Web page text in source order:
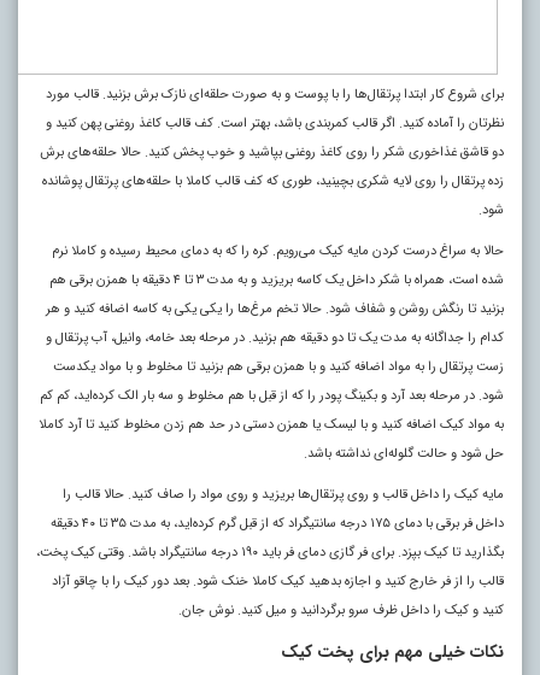
برای شروع کار ابتدا پرتقال‌ها را با پوست و به صورت حلقه‌ای نازک برش بزنید. قالب مورد
نظرتان را آماده کنید. اگر قالب کمربندی باشد، بهتر است. کف قالب کاغذ روغنی پهن کنید و
دو قاشق غذاخوری شکر را روی کاغذ روغنی بپاشید و خوب پخش کنید. حالا حلقه‌های برش
زده پرتقال را روی لایه شکری بچینید، طوری که کف قالب کاملا با حلقه‌های پرتقال پوشانده
شود.
حالا به سراغ درست کردن مایه کیک می‌رویم. کره را که به دمای محیط رسیده و کاملا نرم
شده است، همراه با شکر داخل یک کاسه بریزید و به مدت ۳ تا ۴ دقیقه با همزن برقی هم
بزنید تا رنگش روشن و شفاف شود. حالا تخم مرغ‌ها را یکی یکی به کاسه اضافه کنید و هر
کدام را جداگانه به مدت یک تا دو دقیقه هم بزنید. در مرحله بعد خامه، وانیل، آب پرتقال و
زست پرتقال را به مواد اضافه کنید و با همزن برقی هم بزنید تا مخلوط و با مواد یکدست
شود. در مرحله بعد آرد و بکینگ پودر را که از قبل با هم مخلوط و سه بار الک کرده‌اید، کم کم
به مواد کیک اضافه کنید و با لیسک یا همزن دستی در حد هم زدن مخلوط کنید تا آرد کاملا
حل شود و حالت گلوله‌ای نداشته باشد.
مایه کیک را داخل قالب و روی پرتقال‌ها بریزید و روی مواد را صاف کنید. حالا قالب را
داخل فر برقی با دمای ۱۷۵ درجه سانتیگراد که از قبل گرم کرده‌اید، به مدت ۳۵ تا ۴۰ دقیقه
بگذارید تا کیک بپزد. برای فر گازی دمای فر باید ۱۹۰ درجه سانتیگراد باشد. وقتی کیک پخت،
قالب را از فر خارج کنید و اجازه بدهید کیک کاملا خنک شود. بعد دور کیک را با چاقو آزاد
کنید و کیک را داخل ظرف سرو برگردانید و میل کنید. نوش جان.
نکات خیلی مهم برای پخت کیک